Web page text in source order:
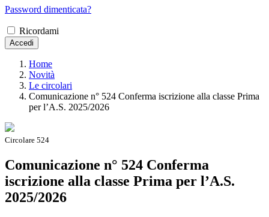
Password dimenticata?
Ricordami
Accedi
Home
Novità
Le circolari
Comunicazione n° 524 Conferma iscrizione alla classe Prima
per l’A.S. 2025/2026
Circolare 524
Comunicazione n° 524 Conferma
iscrizione alla classe Prima per l’A.S.
2025/2026